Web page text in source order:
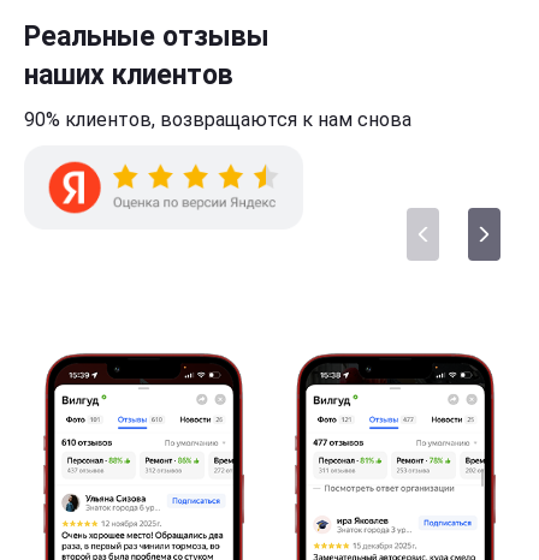
Реальные отзывы
наших клиентов
90% клиентов, возвращаются к нам снова